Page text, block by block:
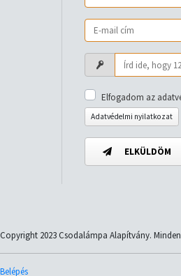
Elfogadom az
Adatvédelmi nyilatkozat
ELKÜLDÖM
Copyright 2023 Csodalámpa Alapítvány.
Belépés